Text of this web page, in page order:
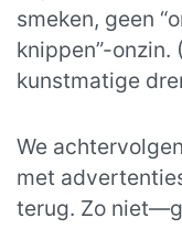
smeken, geen
knippen”-onzin.
kunstmatige
We
met
terug. Zo